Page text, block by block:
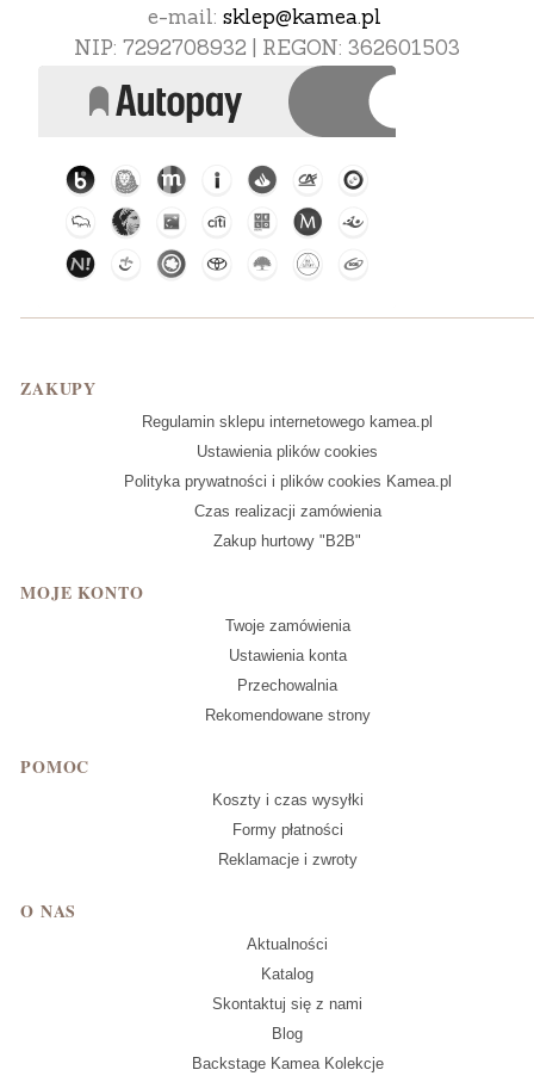
e-mail: sklep@kamea.pl
NIP: 7292708932 | REGON: 362601503
Linki w stopce
ZAKUPY
Regulamin sklepu internetowego kamea.pl
Ustawienia plików cookies
Polityka prywatności i plików cookies Kamea.pl
Czas realizacji zamówienia
Zakup hurtowy "B2B"
MOJE KONTO
Twoje zamówienia
Ustawienia konta
Przechowalnia
Rekomendowane strony
POMOC
Koszty i czas wysyłki
Formy płatności
Reklamacje i zwroty
O NAS
Aktualności
Katalog
Skontaktuj się z nami
Blog
Backstage Kamea Kolekcje